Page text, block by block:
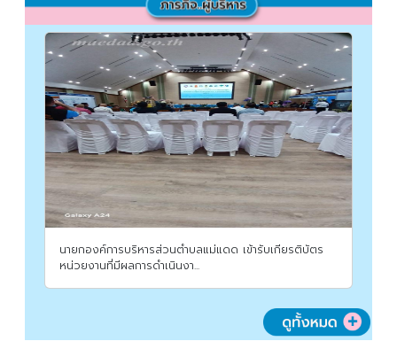
นายกองค์การบริหารส่วนตำบลแม่แดด เข้ารับเกียรติบัตร
หน่วยงานที่มีผลการดำเนินงา...